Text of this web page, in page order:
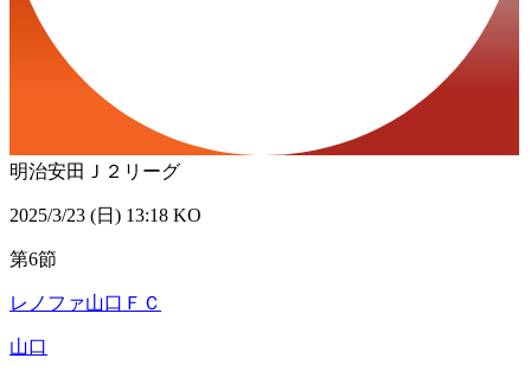
明治安田Ｊ２リーグ
2025/3/23 (日) 13:18 KO
第6節
レノファ山口ＦＣ
山口